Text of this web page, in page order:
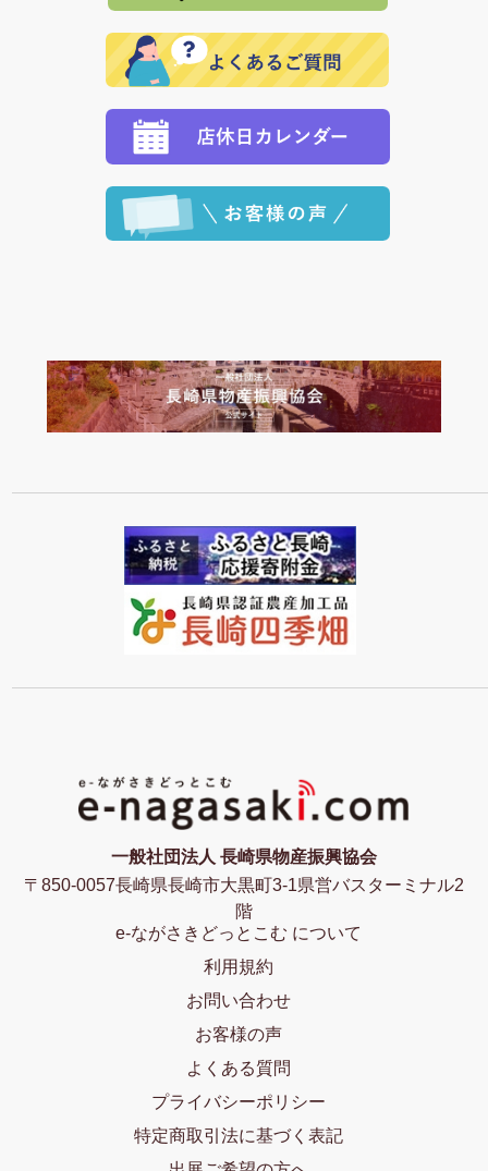
で、 それぞれ個別に送料が必要になります。
願いいたします。
定された場合は、準備出来次第の便にてお送りいたし
ます。 （到着日指定をされている場合は、ご指定の日
程に合わせてお届けいたします。）
一般社団法人 長崎県物産振興協会
〒850-0057長崎県長崎市大黒町3-1県営バスターミナル2
階
e-ながさきどっとこむ について
利用規約
お問い合わせ
お客様の声
よくある質問
プライバシーポリシー
特定商取引法に基づく表記